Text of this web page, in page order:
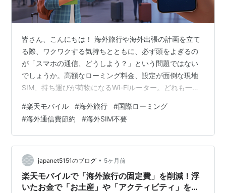
皆さん、こんにちは！ 海外旅行や海外出張の計画を立て
る際、ワクワクする気持ちとともに、必ず頭をよぎるの
が「スマホの通信、どうしよう？」という問題ではない
でしょうか。高額なローミング料金、設定が面倒な現地
SIM、持ち運びが荷物になるWi-Fiルーター。どれも一長
バイルユーザーの私にとって、その悩みは過去のものと
なりました。本記事では、私が実際に楽天モバイルの国
際ローミングを利用して感じた「これはまさに神！」と
思えるほどの利便性と、その具体的な活用術を徹底的に
解説します。 いつものスマホが、海外でも電源を入れる
だけでそのまま使える手軽さ、そして驚…
#楽天モバイル #海外旅行 #国際ローミング
#海外通信費節約 #海外SIM不要
japanet5151のブログ • 5ヶ月前
楽天モバイルで「海外旅行の固定費」を削減！浮
いたお金で「お土産」や「アクティビティ」を